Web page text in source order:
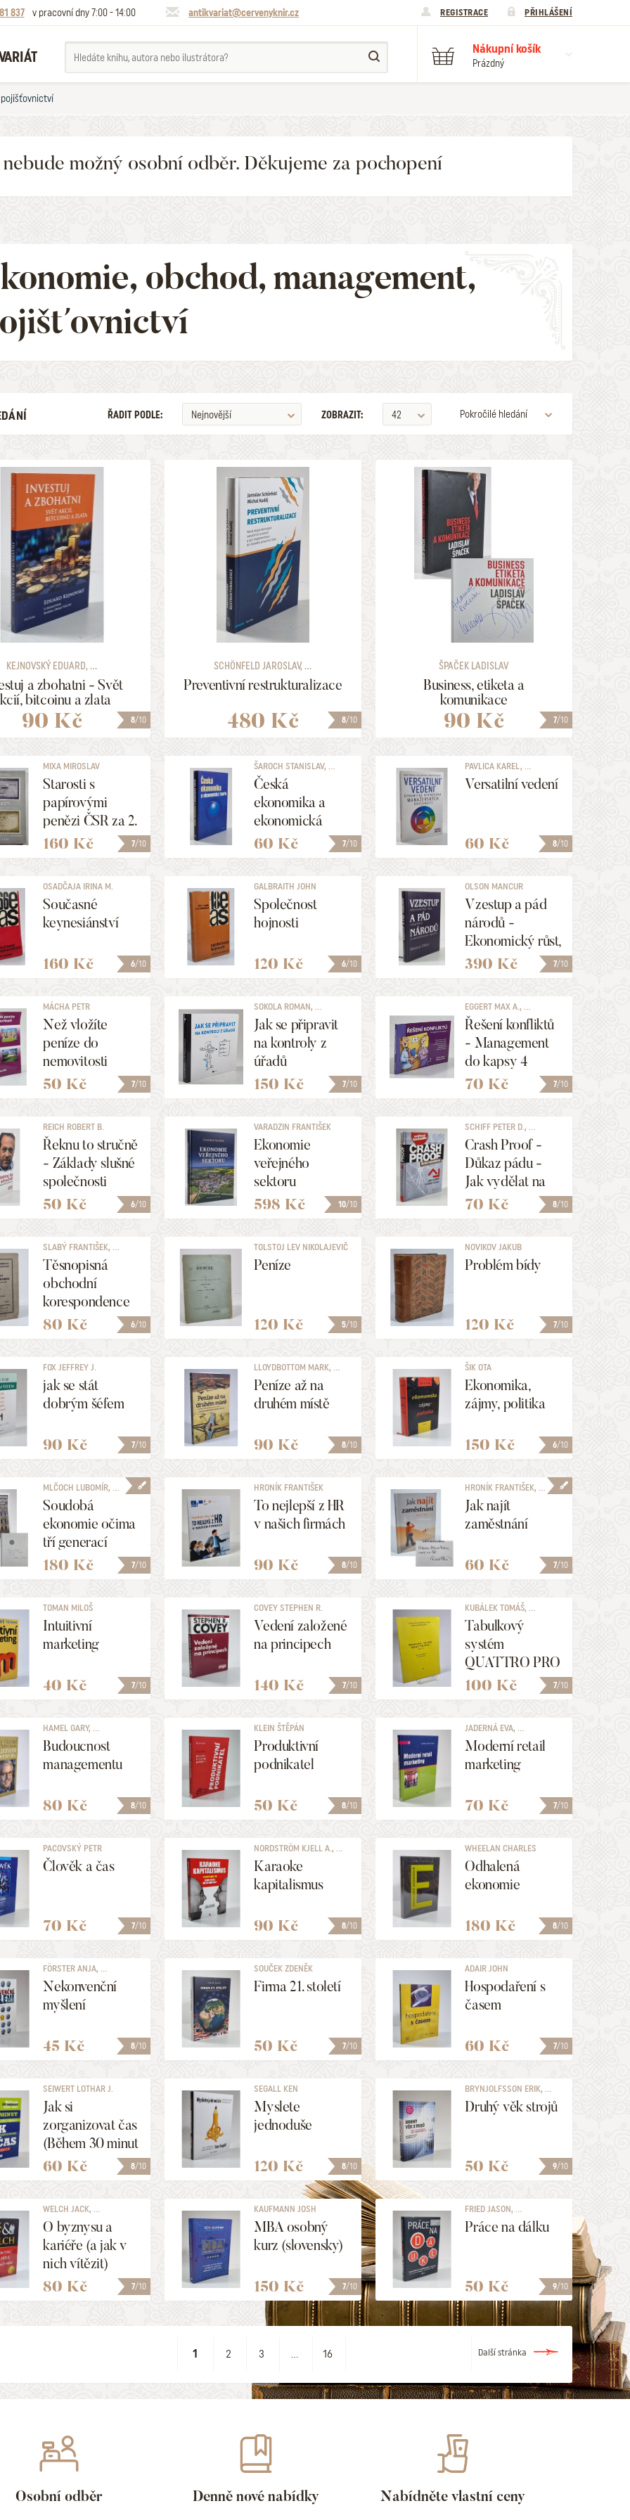
837 v pracovní dny 7:00 - 14:00 antikvariat@cervenyknir.cz REGISTRACE PŘIHLÁŠENÍ
Nákupní košík
Prázdný
pojišťovnictví
možný osobní odběr. Děkujeme za pochopení
obchod, management,
Pokročilé hledání
ŘADIT PODLE: Nejnovější ZOBRAZIT: 42
PODEPSANÉ
LETECH MAXIMÁLNÍ CENA ZOBRAZOVAT KVALITU
ULOŽIT MEZI MÉ KATEGORIE NALEZENO672POLOŽEK
8/10
KEJNOVSKÝ EDUARD, ...
a zbohatni - Svět
bitcoinu a zlata
90 Kč 8/10
SCHÖNFELD JAROSLAV, ...
Preventivní restrukturalizace
480 Kč 7/10
ŠPAČEK LADISLAV
Business, etiketa a
komunikace
90 Kč
7/10
MIXA MIROSLAV
Starosti s
papírovými
penězi ČSR za 2.
světové války 2
160 Kč 7/10
ŠAROCH STANISLAV, ...
Česká
ekonomika a
ekonomická
teorie
60 Kč 8/10
PAVLICA KAREL, ...
Versatilní vedení
60 Kč
6/10
OSADČAJA IRINA M.
Současné
keynesiánství
160 Kč 6/10
GALBRAITH JOHN
KENNETH
Společnost
hojnosti
120 Kč 7/10
OLSON MANCUR
Vzestup a pád
národů -
Ekonomický růst,
stagflace a
společenská
rigidita
390 Kč
7/10
MÁCHA PETR
Než vložíte
peníze do
nemovitosti
50 Kč 7/10
SOKOLA ROMAN, ...
Jak se připravit
na kontroly z
úřadů
150 Kč 7/10
EGGERT MAX A., ...
Řešení konfliktů
- Management
do kapsy 4
70 Kč
6/10
REICH ROBERT B.
Řeknu to stručně
- Základy slušné
společnosti
50 Kč 10/10
VARADZIN FRANTIŠEK
Ekonomie
veřejného
sektoru
598 Kč 8/10
SCHIFF PETER D., ...
Crash Proof -
Důkaz pádu -
Jak vydělat na
hospodářském
kolapsu
70 Kč
6/10
SLABÝ FRANTIŠEK, ...
Těsnopisná
obchodní
korespondence
80 Kč 5/10
TOLSTOJ LEV NIKOLAJEVIČ
Peníze
120 Kč 7/10
NOVIKOV JAKUB
Problém bídy
120 Kč
7/10
FOX JEFFREY J.
jak se stát
dobrým šéfem
90 Kč 8/10
LLOYDBOTTOM MARK, ...
Peníze až na
druhém místě
90 Kč 6/10
ŠIK OTA
Ekonomika,
zájmy, politika
150 Kč
7/10
MLČOCH LUBOMÍR, ...
Soudobá
ekonomie očima
tří generací
180 Kč 8/10
HRONÍK FRANTIŠEK
To nejlepší z HR
v našich firmách
90 Kč 7/10
HRONÍK FRANTIŠEK, ...
Jak najít
zaměstnání
60 Kč
7/10
TOMAN MILOŠ
Intuitivní
marketing
40 Kč 7/10
COVEY STEPHEN R.
Vedení založené
na principech
140 Kč 7/10
KUBÁLEK TOMÁŠ, ...
Tabulkový
systém
QUATTRO PRO
(verze 4.0)
100 Kč
8/10
HAMEL GARY, ...
Budoucnost
managementu
80 Kč 8/10
KLEIN ŠTĚPÁN
Produktivní
podnikatel
50 Kč 7/10
JADERNÁ EVA, ...
Moderní retail
marketing
70 Kč
7/10
PACOVSKÝ PETR
Člověk a čas
70 Kč 8/10
NORDSTRÖM KJELL A., ...
Karaoke
kapitalismus
90 Kč 8/10
WHEELAN CHARLES
Odhalená
ekonomie
180 Kč
8/10
FÖRSTER ANJA, ...
Nekonvenční
myšlení
45 Kč 7/10
SOUČEK ZDENĚK
Firma 21. století
50 Kč 7/10
ADAIR JOHN
Hospodaření s
časem
60 Kč
8/10
SEIWERT LOTHAR J.
Jak si
zorganizovat čas
(Během 30 minut
víte víc)
60 Kč 8/10
SEGALL KEN
Myslete
jednoduše
120 Kč 9/10
BRYNJOLFSSON ERIK, ...
Druhý věk strojů
50 Kč
7/10
WELCH JACK, ...
O byznysu a
kariéře (a jak v
nich vítězit)
80 Kč 7/10
KAUFMANN JOSH
MBA osobný
kurz (slovensky)
150 Kč 9/10
FRIED JASON, ...
Práce na dálku
50 Kč
1 2 3 ... 16 Další stránka
Osobní odběr Denně nové nabídky Nabídněte vlastní ceny